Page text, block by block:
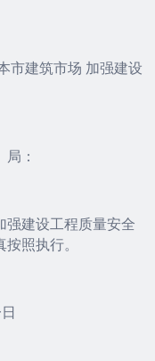
市建筑市场 加强建设
：
强建设工程质量安全
照执行。